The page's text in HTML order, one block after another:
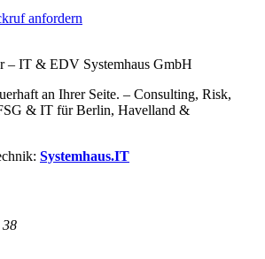
anfordern
– IT & EDV Systemhaus GmbH
an Ihrer Seite. – Consulting, Risk,
& IT für Berlin, Havelland &
Systemhaus.IT
38